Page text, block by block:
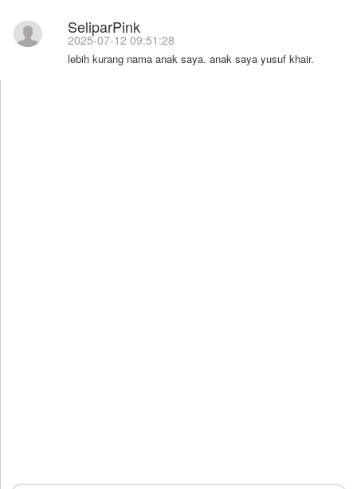
SeliparPink
2025-07-12 09:51:28
lebih kurang nama anak saya. anak saya yusuf khair.